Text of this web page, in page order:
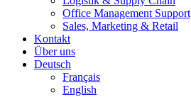
Office Management Support
Sales, Marketing & Retail
Kontakt
Über uns
Deutsch
Français
English